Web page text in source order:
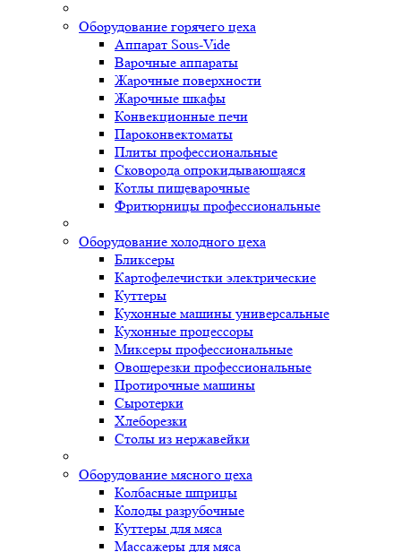
Оборудование горячего цеха
Аппарат Sous-Vide
Варочные аппараты
Жарочные поверхности
Жарочные шкафы
Конвекционные печи
Пароконвектоматы
Плиты профессиональные
Сковорода опрокидывающаяся
Котлы пищеварочные
Фритюрницы профессиональные
Оборудование холодного цеха
Бликсеры
Картофелечистки электрические
Куттеры
Кухонные машины универсальные
Кухонные процессоры
Миксеры профессиональные
Овощерезки профессиональные
Протирочные машины
Сыротерки
Хлеборезки
Столы из нержавейки
Оборудование мясного цеха
Колбасные шприцы
Колоды разрубочные
Куттеры для мяса
Массажеры для мяса